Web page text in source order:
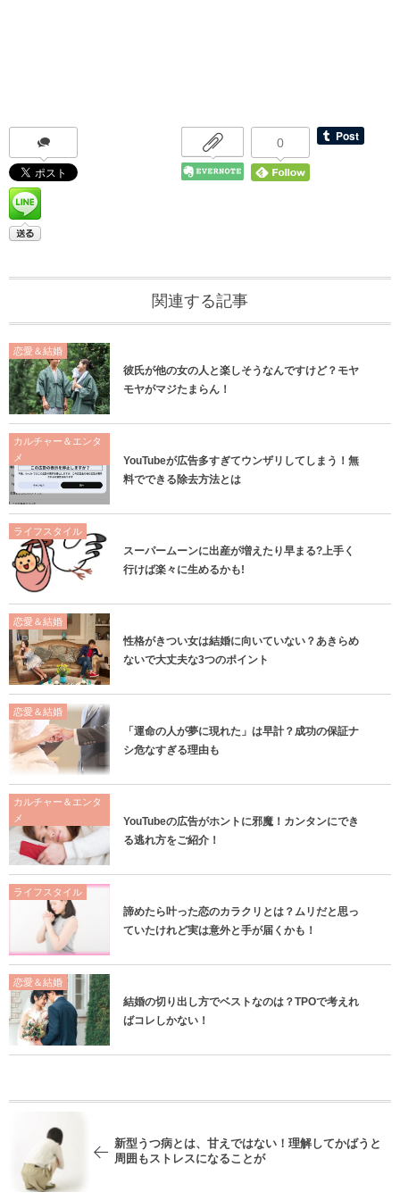
0
関連する記事
恋愛＆結婚
彼氏が他の女の人と楽しそうなんですけど？モヤ
モヤがマジたまらん！
カルチャー＆エンタ
メ
YouTubeが広告多すぎてウンザリしてしまう！無
料でできる除去方法とは
ライフスタイル
スーパームーンに出産が増えたり早まる?上手く
行けば楽々に生めるかも!
恋愛＆結婚
性格がきつい女は結婚に向いていない？あきらめ
ないで大丈夫な3つのポイント
恋愛＆結婚
「運命の人が夢に現れた」は早計？成功の保証ナ
シ危なすぎる理由も
カルチャー＆エンタ
メ
YouTubeの広告がホントに邪魔！カンタンにでき
る逃れ方をご紹介！
ライフスタイル
諦めたら叶った恋のカラクリとは？ムリだと思っ
ていたけれど実は意外と手が届くかも！
恋愛＆結婚
結婚の切り出し方でベストなのは？TPOで考えれ
ばコレしかない！
新型うつ病とは、甘えではない！理解してかばうと
周囲もストレスになることが